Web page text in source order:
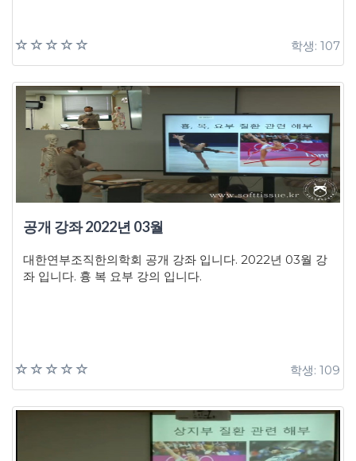
학생: 107
공개 강좌 2022년 03월
대한연부조직한의학회 공개 강좌 입니다. 2022년 03월 강
좌 입니다. 흉 복 요부 강의 입니다.
학생: 109